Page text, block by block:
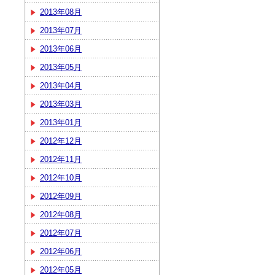
2013年08月
2013年07月
2013年06月
2013年05月
2013年04月
2013年03月
2013年01月
2012年12月
2012年11月
2012年10月
2012年09月
2012年08月
2012年07月
2012年06月
2012年05月